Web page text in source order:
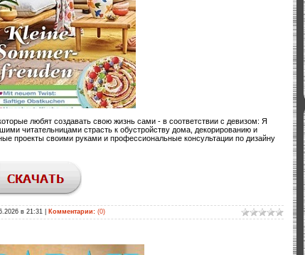
любят создавать свою жизнь сами - в соответствии с девизом: Я
читательницами страсть к обустройству дома, декорированию и
проекты своими руками и профессиональные консультации по дизайну
в 21:31 Комментарии: (0)